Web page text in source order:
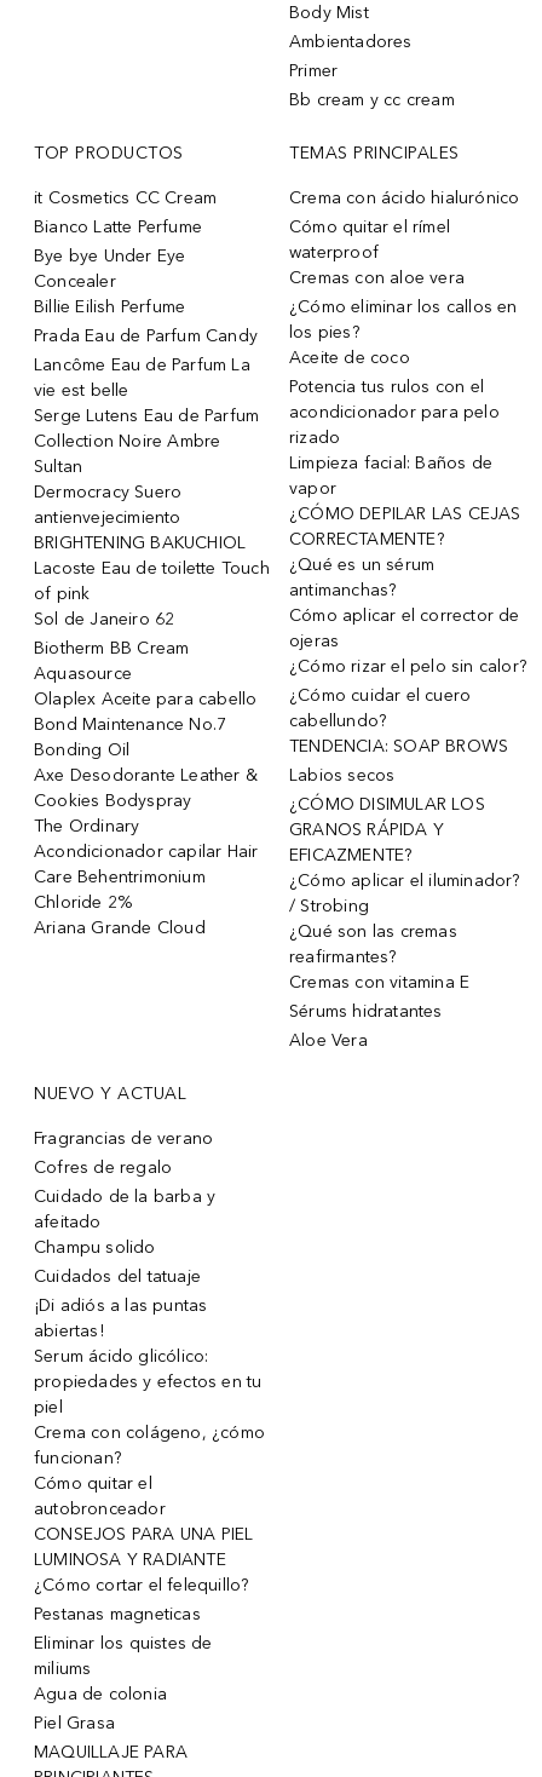
Body Mist
Ambientadores
Primer
Bb cream y cc cream
TOP PRODUCTOS
it Cosmetics CC Cream
Bianco Latte Perfume
Bye bye Under Eye
Concealer
Billie Eilish Perfume
Prada Eau de Parfum Candy
Lancôme Eau de Parfum La
vie est belle
Serge Lutens Eau de Parfum
Collection Noire Ambre
Sultan
Dermocracy Suero
antienvejecimiento
BRIGHTENING BAKUCHIOL
Lacoste Eau de toilette Touch
of pink
Sol de Janeiro 62
Biotherm BB Cream
Aquasource
Olaplex Aceite para cabello
Bond Maintenance No.7
Bonding Oil
Axe Desodorante Leather &
Cookies Bodyspray
The Ordinary
Acondicionador capilar Hair
Care Behentrimonium
Chloride 2%
Ariana Grande Cloud
TEMAS PRINCIPALES
Crema con ácido hialurónico
Cómo quitar el rímel
waterproof
Cremas con aloe vera
¿Cómo eliminar los callos en
los pies?
Aceite de coco
Potencia tus rulos con el
acondicionador para pelo
rizado
Limpieza facial: Baños de
vapor
¿CÓMO DEPILAR LAS CEJAS
CORRECTAMENTE?
¿Qué es un sérum
antimanchas?
Cómo aplicar el corrector de
ojeras
¿Cómo rizar el pelo sin calor?
¿Cómo cuidar el cuero
cabellundo?
TENDENCIA: SOAP BROWS
Labios secos
¿CÓMO DISIMULAR LOS
GRANOS RÁPIDA Y
EFICAZMENTE?
¿Cómo aplicar el iluminador?
/ Strobing
¿Qué son las cremas
reafirmantes?
Cremas con vitamina E
Sérums hidratantes
Aloe Vera
NUEVO Y ACTUAL
Fragrancias de verano
Cofres de regalo
Cuidado de la barba y
afeitado
Champu solido
Cuidados del tatuaje
¡Di adiós a las puntas
abiertas!
Serum ácido glicólico:
propiedades y efectos en tu
piel
Crema con colágeno, ¿cómo
funcionan?
Cómo quitar el
autobronceador
CONSEJOS PARA UNA PIEL
LUMINOSA Y RADIANTE
¿Cómo cortar el felequillo?
Pestanas magneticas
Eliminar los quistes de
miliums
Agua de colonia
Piel Grasa
MAQUILLAJE PARA